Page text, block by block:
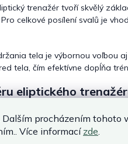
procházením tohoto
Více informací zde.
trenažér tvoří skvělý
celkové posílení svalů je
tela je výbornou voľbou
tela, čím efektívne dopĺňa
eliptického
tréninkových potřeb.
zbytečné zátěže kloubů.
v domácnosti.